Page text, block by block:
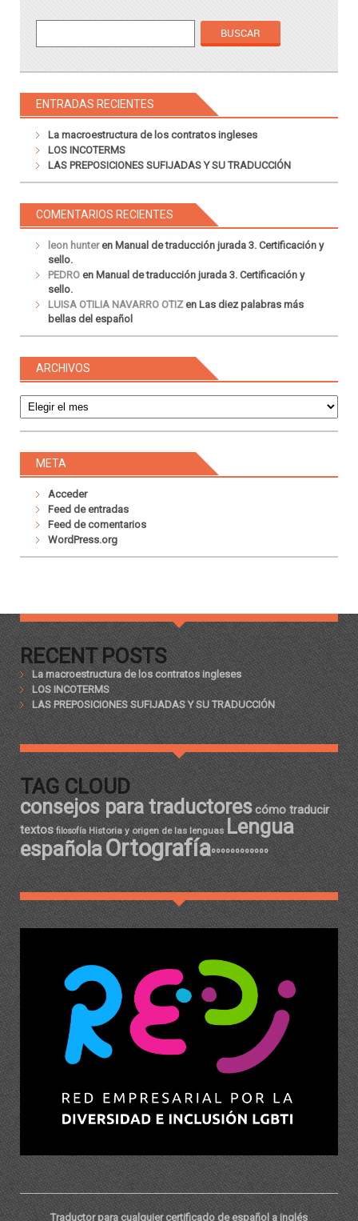
ENTRADAS RECIENTES
La macroestructura de los contratos ingleses
LOS INCOTERMS
LAS PREPOSICIONES SUFIJADAS Y SU TRADUCCIÓN
COMENTARIOS RECIENTES
leon hunteren Manual de traducción jurada 3. Certificación y
sello.
PEDRO en Manual de traducción jurada 3. Certificación y
sello.
LUISA OTILIA NAVARRO OTIZ en Las diez palabras más
bellas del español
ARCHIVOS
META
Acceder
Feed de entradas
Feed de comentarios
WordPress.org
RECENT POSTS
La macroestructura de los contratos ingleses
LOS INCOTERMS
LAS PREPOSICIONES SUFIJADAS Y SU TRADUCCIÓN
TAG CLOUD
consejos para traductorescómo traducir
textos filosofía Historia y origen de las lenguas Lengua
españolaOrtografíaºººººººººººº
Traductor para cualquier certificado de español a inglés